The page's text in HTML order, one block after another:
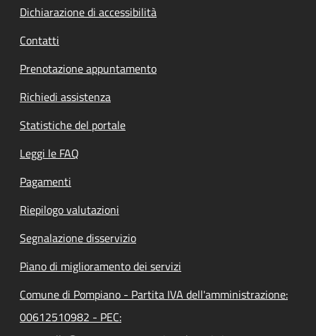
Dichiarazione di accessibilità
Contatti
Prenotazione appuntamento
Richiedi assistenza
Statistiche del portale
Leggi le FAQ
Pagamenti
Riepilogo valutazioni
Segnalazione disservizio
Piano di miglioramento dei servizi
Comune di Pompiano - Partita IVA dell'amministrazione:
00612510982 - PEC: